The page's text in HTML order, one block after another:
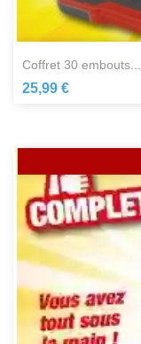
coffret 30 embouts...
25,99 €